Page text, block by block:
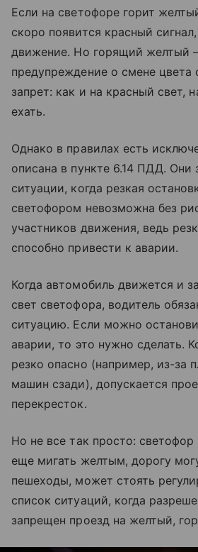
Если на светофоре горит
скоро появится красный
движение. Но горящий желтый
предупреждение о смене цвета
запрет: как и на красный свет,
ехать.
Однако в правилах есть
описана в пункте 6.14 ПДД. Они
ситуации, когда резкая
светофором невозможна без
участников движения, ведь
способно привести к аварии.
Когда автомобиль движется и
свет светофора, водитель
ситуацию. Если можно
аварии, то это нужно сделать.
резко опасно (например, из-за
машин сзади), допускается
перекресток.
Но не все так просто:
еще мигать желтым, дорогу
пешеходы, может стоять
список ситуаций, когда
запрещен проезд на желтый,